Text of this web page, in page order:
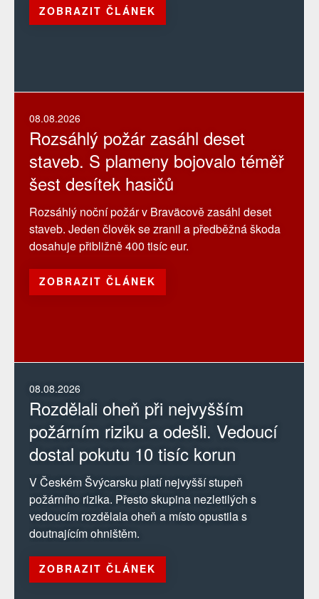
ZOBRAZIT ČLÁNEK
08.08.2026
Rozdělali oheň při nejvyšším
požárním riziku a odešli. Vedoucí
dostal pokutu 10 tisíc korun
V Českém Švýcarsku platí nejvyšší stupeň
požárního rizika. Přesto skupina nezletilých s
vedoucím rozdělala oheň a místo opustila s
doutnajícím ohništěm.
ZOBRAZIT ČLÁNEK
08.08.2026
Rozsáhlý požár zasáhl deset
staveb. S plameny bojovalo téměř
šest desítek hasičů
Rozsáhlý noční požár v Braväcově zasáhl deset
staveb. Jeden člověk se zranil a předběžná škoda
dosahuje přibližně 400 tisíc eur.
ZOBRAZIT ČLÁNEK